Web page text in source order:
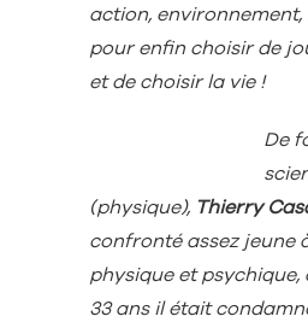
action,
pour enfin choisir de
et de choisir la vie !
De
(physique), Thierry
confronté assez jeune
physique et psychique,
33 ans il était